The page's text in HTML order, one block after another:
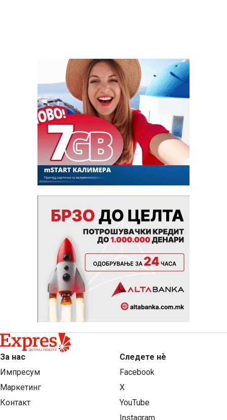
За нас
Импресум
Маркетинг
Контакт
Следете нѐ
Facebook
X
YouTube
Instagram